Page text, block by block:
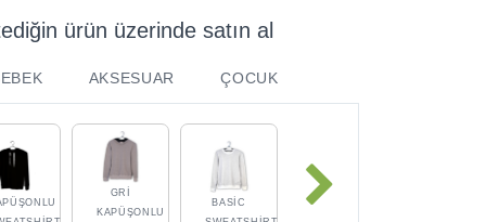
ürün üzerinde satın al
AKSESUAR ÇOCUK
GRI
KAPÜŞONLU
BASIC